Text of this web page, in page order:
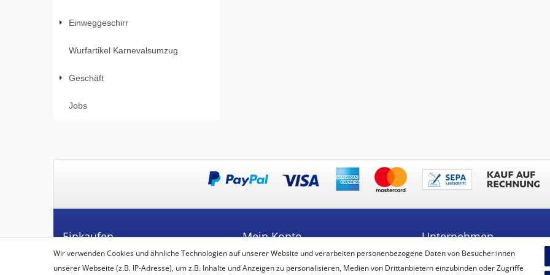
Einweggeschirr
Wurfartikel Karnevalsumzug
Geschäft
Jobs
Einkaufen
Zahlungsarten
Versandarten & -kosten
Mein Konto
Registrieren
Login
Unternehmen
Unser Ballon-Lieferservice
Unsere Filiale
Wir verwenden Cookies und ähnliche Technologien auf unserer Website und verarbeiten personenbezogene Daten von Besucher:innen
unserer Webseite (z.B. IP-Adresse), um z.B. Inhalte und Anzeigen zu personalisieren, Medien von Drittanbietern einzubinden oder Zugriffe